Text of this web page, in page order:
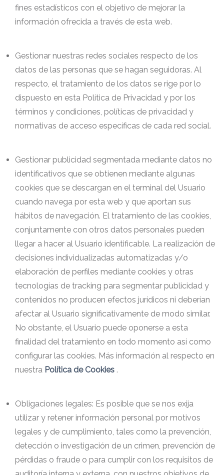
fines estadísticos con el objetivo de mejorar la
información ofrecida a través de esta web.
Gestionar nuestras redes sociales respecto de los
datos de las personas que se hagan seguidoras. Al
respecto, el tratamiento de los datos se rige por lo
dispuesto en esta Política de Privacidad y por los
términos y condiciones, políticas de privacidad y
normativas de acceso específicas de cada red social.
Gestionar publicidad segmentada mediante datos no
identificativos que se obtienen mediante algunas
cookies que se descargan en el terminal del Usuario
cuando navega por esta web y que aportan sus
hábitos de navegación. El tratamiento de las cookies,
conjuntamente con otros datos personales pueden
llegar a hacer al Usuario identificable. La realización de
decisiones individualizadas automatizadas y/o
elaboración de perfiles mediante cookies y otras
tecnologías de tracking para segmentar publicidad y
contenidos no producen efectos jurídicos ni deberían
afectar al Usuario significativamente de modo similar.
No obstante, el Usuario puede oponerse a esta
finalidad del tratamiento en todo momento así como
configurar las cookies. Más información al respecto en
nuestra Política de Cookies .
Obligaciones legales: Es posible que se nos exija
utilizar y retener información personal por motivos
legales y de cumplimiento, tales como la prevención,
detección o investigación de un crimen, prevención de
pérdidas o fraude o para cumplir con los requisitos de